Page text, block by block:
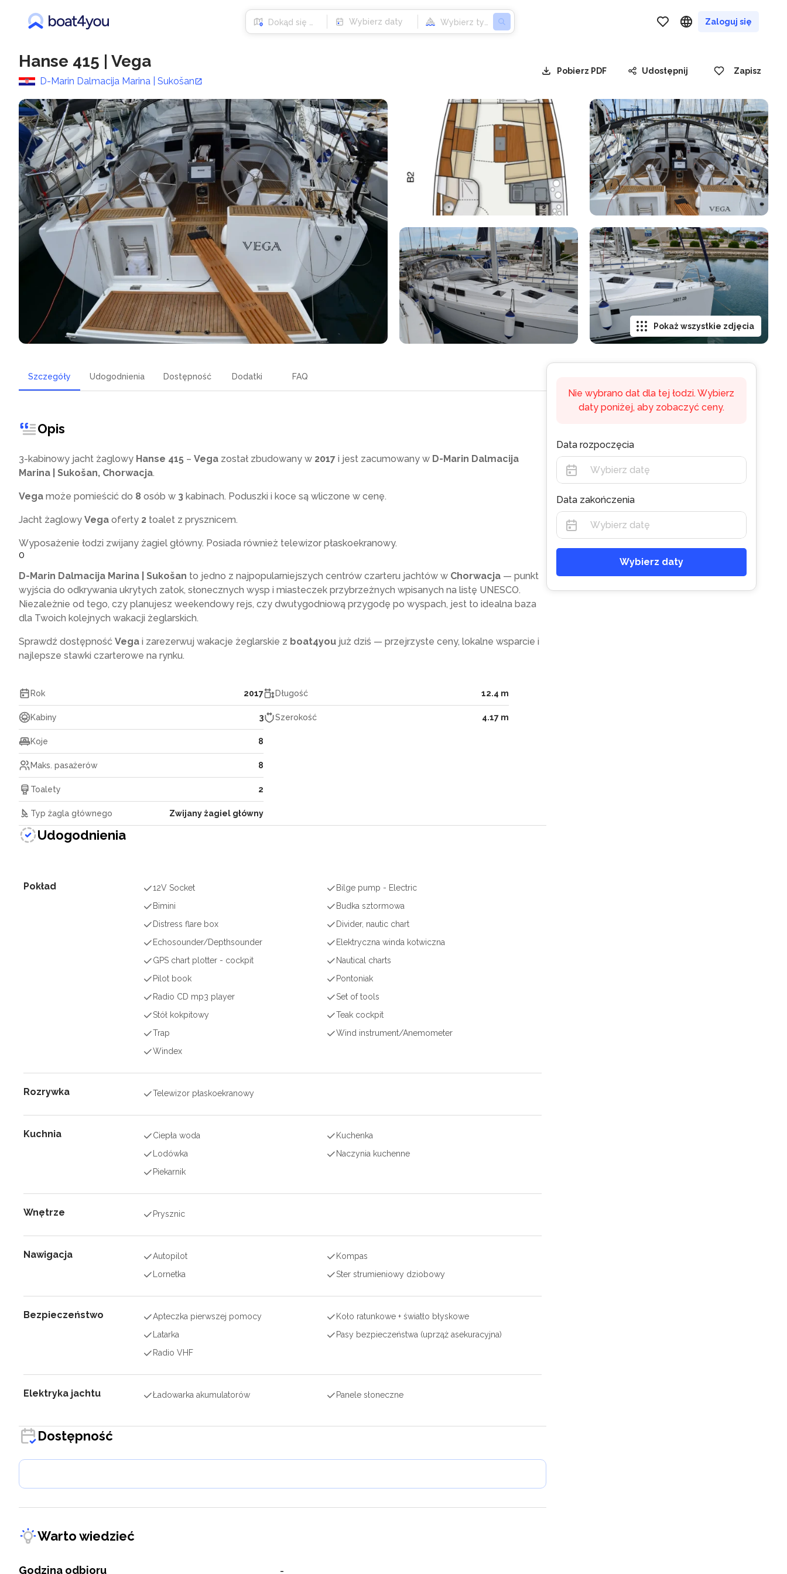
Wybierz daty Zaloguj się
Hanse 415 | Vega
D-Marin Dalmacija Marina | Sukošan
Pobierz PDF Udostępnij Zapisz
Pokaż wszystkie zdjęcia
Szczegóły Udogodnienia Dostępność Dodatki FAQ
Opis
3-kabinowy jacht żaglowy Hanse 415 – Vega został zbudowany w 2017 i jest zacumowany w D-Marin Dalmacija
Marina | Sukošan, Chorwacja.
Vega może pomieścić do 8 osób w 3 kabinach. Poduszki i koce są wliczone w cenę.
Jacht żaglowy Vega oferty 2 toalet z prysznicem.
Wyposażenie łodzi zwijany żagiel główny. Posiada również telewizor płaskoekranowy.
0
D-Marin Dalmacija Marina | Sukošan to jedno z najpopularniejszych centrów czarteru jachtów w Chorwacja — punkt
wyjścia do odkrywania ukrytych zatok, słonecznych wysp i miasteczek przybrzeżnych wpisanych na listę UNESCO.
Niezależnie od tego, czy planujesz weekendowy rejs, czy dwutygodniową przygodę po wyspach, jest to idealna baza
dla Twoich kolejnych wakacji żeglarskich.
Sprawdź dostępność Vega i zarezerwuj wakacje żeglarskie z boat4you już dziś — przejrzyste ceny, lokalne wsparcie i
najlepsze stawki czarterowe na rynku.
Rok 2017
Kabiny 3
Koje 8
Maks. pasażerów 8
Toalety 2
Typ żagla głównego Zwijany żagiel główny
Długość 12.4 m
Szerokość 4.17 m
Udogodnienia
Pokład 12V Socket
Bilge pump - Electric
Bimini
Budka sztormowa
Distress flare box
Divider, nautic chart
Echosounder/Depthsounder
Elektryczna winda kotwiczna
GPS chart plotter - cockpit
Nautical charts
Pilot book
Pontoniak
Radio CD mp3 player
Set of tools
Stół kokpitowy
Teak cockpit
Trap
Wind instrument/Anemometer
Windex
Rozrywka Telewizor płaskoekranowy
Kuchnia Ciepła woda
Kuchenka
Lodówka
Naczynia kuchenne
Piekarnik
Wnętrze Prysznic
Nawigacja Autopilot
Kompas
Lornetka
Ster strumieniowy dziobowy
Bezpieczeństwo Apteczka pierwszej pomocy
Koło ratunkowe + światło błyskowe
Latarka
Pasy bezpieczeństwa (uprząż asekuracyjna)
Radio VHF
Elektryka jachtu Ładowarka akumulatorów Panele słoneczne
Dostępność
Warto wiedzieć
Godzina odbioru -
Nie wybrano dat dla tej łodzi. Wybierz
daty poniżej, aby zobaczyć ceny.
Data rozpoczęcia
Data zakończenia
Wybierz daty